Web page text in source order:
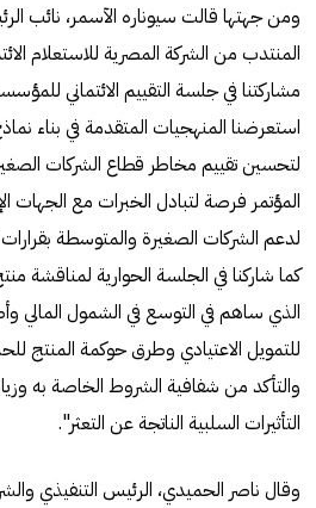
ومن جهتها قالت سيوناره الآسمر، نائب
مشاركتنا في جلسة التقييم الائتماني
استعرضنا المنهجيات المتقدمة في بناء
لتحسين تقييم مخاطر قطاع الشركات
المؤتمر فرصة لتبادل الخبرات مع الجهات
لدعم الشركات الصغيرة والمتوسطة بقرارات
كما شاركنا في الجلسة الحوارية لمناقشة
الذي ساهم في التوسع في الشمول
للتمويل الاعتيادي وطرق حوكمة المنتج
والتأكد من شفافية الشروط الخاصة به
التأثيرات السلبية الناتجة عن التعثر".
وقال ناصر الحميدي، الرئيس التنفيذي